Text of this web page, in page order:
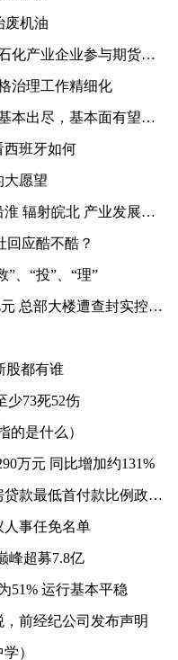
废机油
业参与期货衍生品程度较高
治理工作精细化
尽，基本面有望触底回升
西班牙如何
大愿望
安徽自贸试验区蚌埠片区：带动沿淮 辐射皖北 产业发展见成效
回应酷不酷？
”、“投”、“理”
联络互动上半年亏损扩大至4.78亿元 总部大楼遭查封实控人所持股份全部被冻结
股都有谁
少73死52伤
的是什么）
万元 同比增加约131%
两部门：统一全国商业性个人住房贷款最低首付款比例政策下限
人事任免名单
峰超募7.8亿
51% 运行基本平稳
前经纪公司发布声明
）